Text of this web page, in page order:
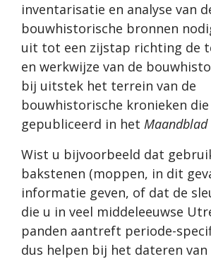
inventarisatie en analyse van
bouwhistorische bronnen
uit tot een zijstap richting de
en werkwijze van de
bij uitstek het terrein van de
bouwhistorische kronieken
gepubliceerd in het Maandblad
Wist u bijvoorbeeld dat
bakstenen (moppen, in dit
informatie geven, of dat de
die u in veel middeleeuwse
panden aantreft periode-
dus helpen bij het dateren van